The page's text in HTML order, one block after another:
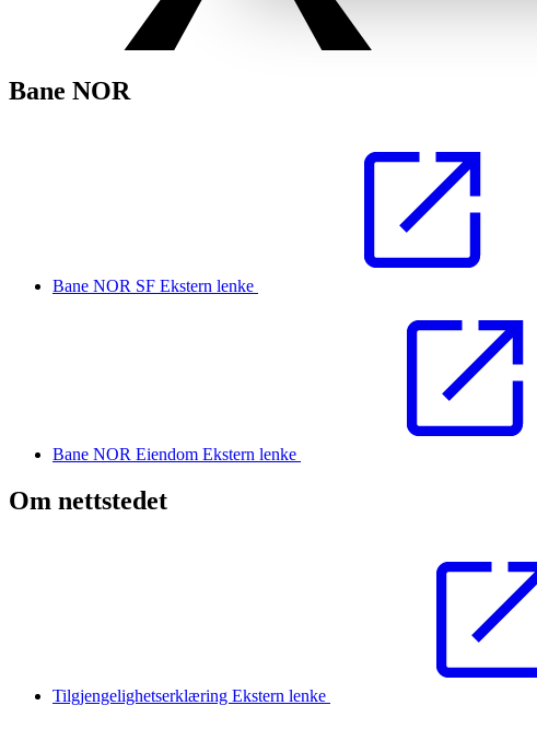
Bane NOR
Bane NOR SF Ekstern lenke
Bane NOR Eiendom Ekstern lenke
Om nettstedet
Tilgjengelighetserklæring Ekstern lenke